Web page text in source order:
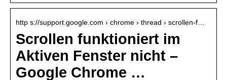
http s://support.google.com › chrome › thread › scrollen-f…
Scrollen funktioniert im
Aktiven Fenster nicht –
Google Chrome …